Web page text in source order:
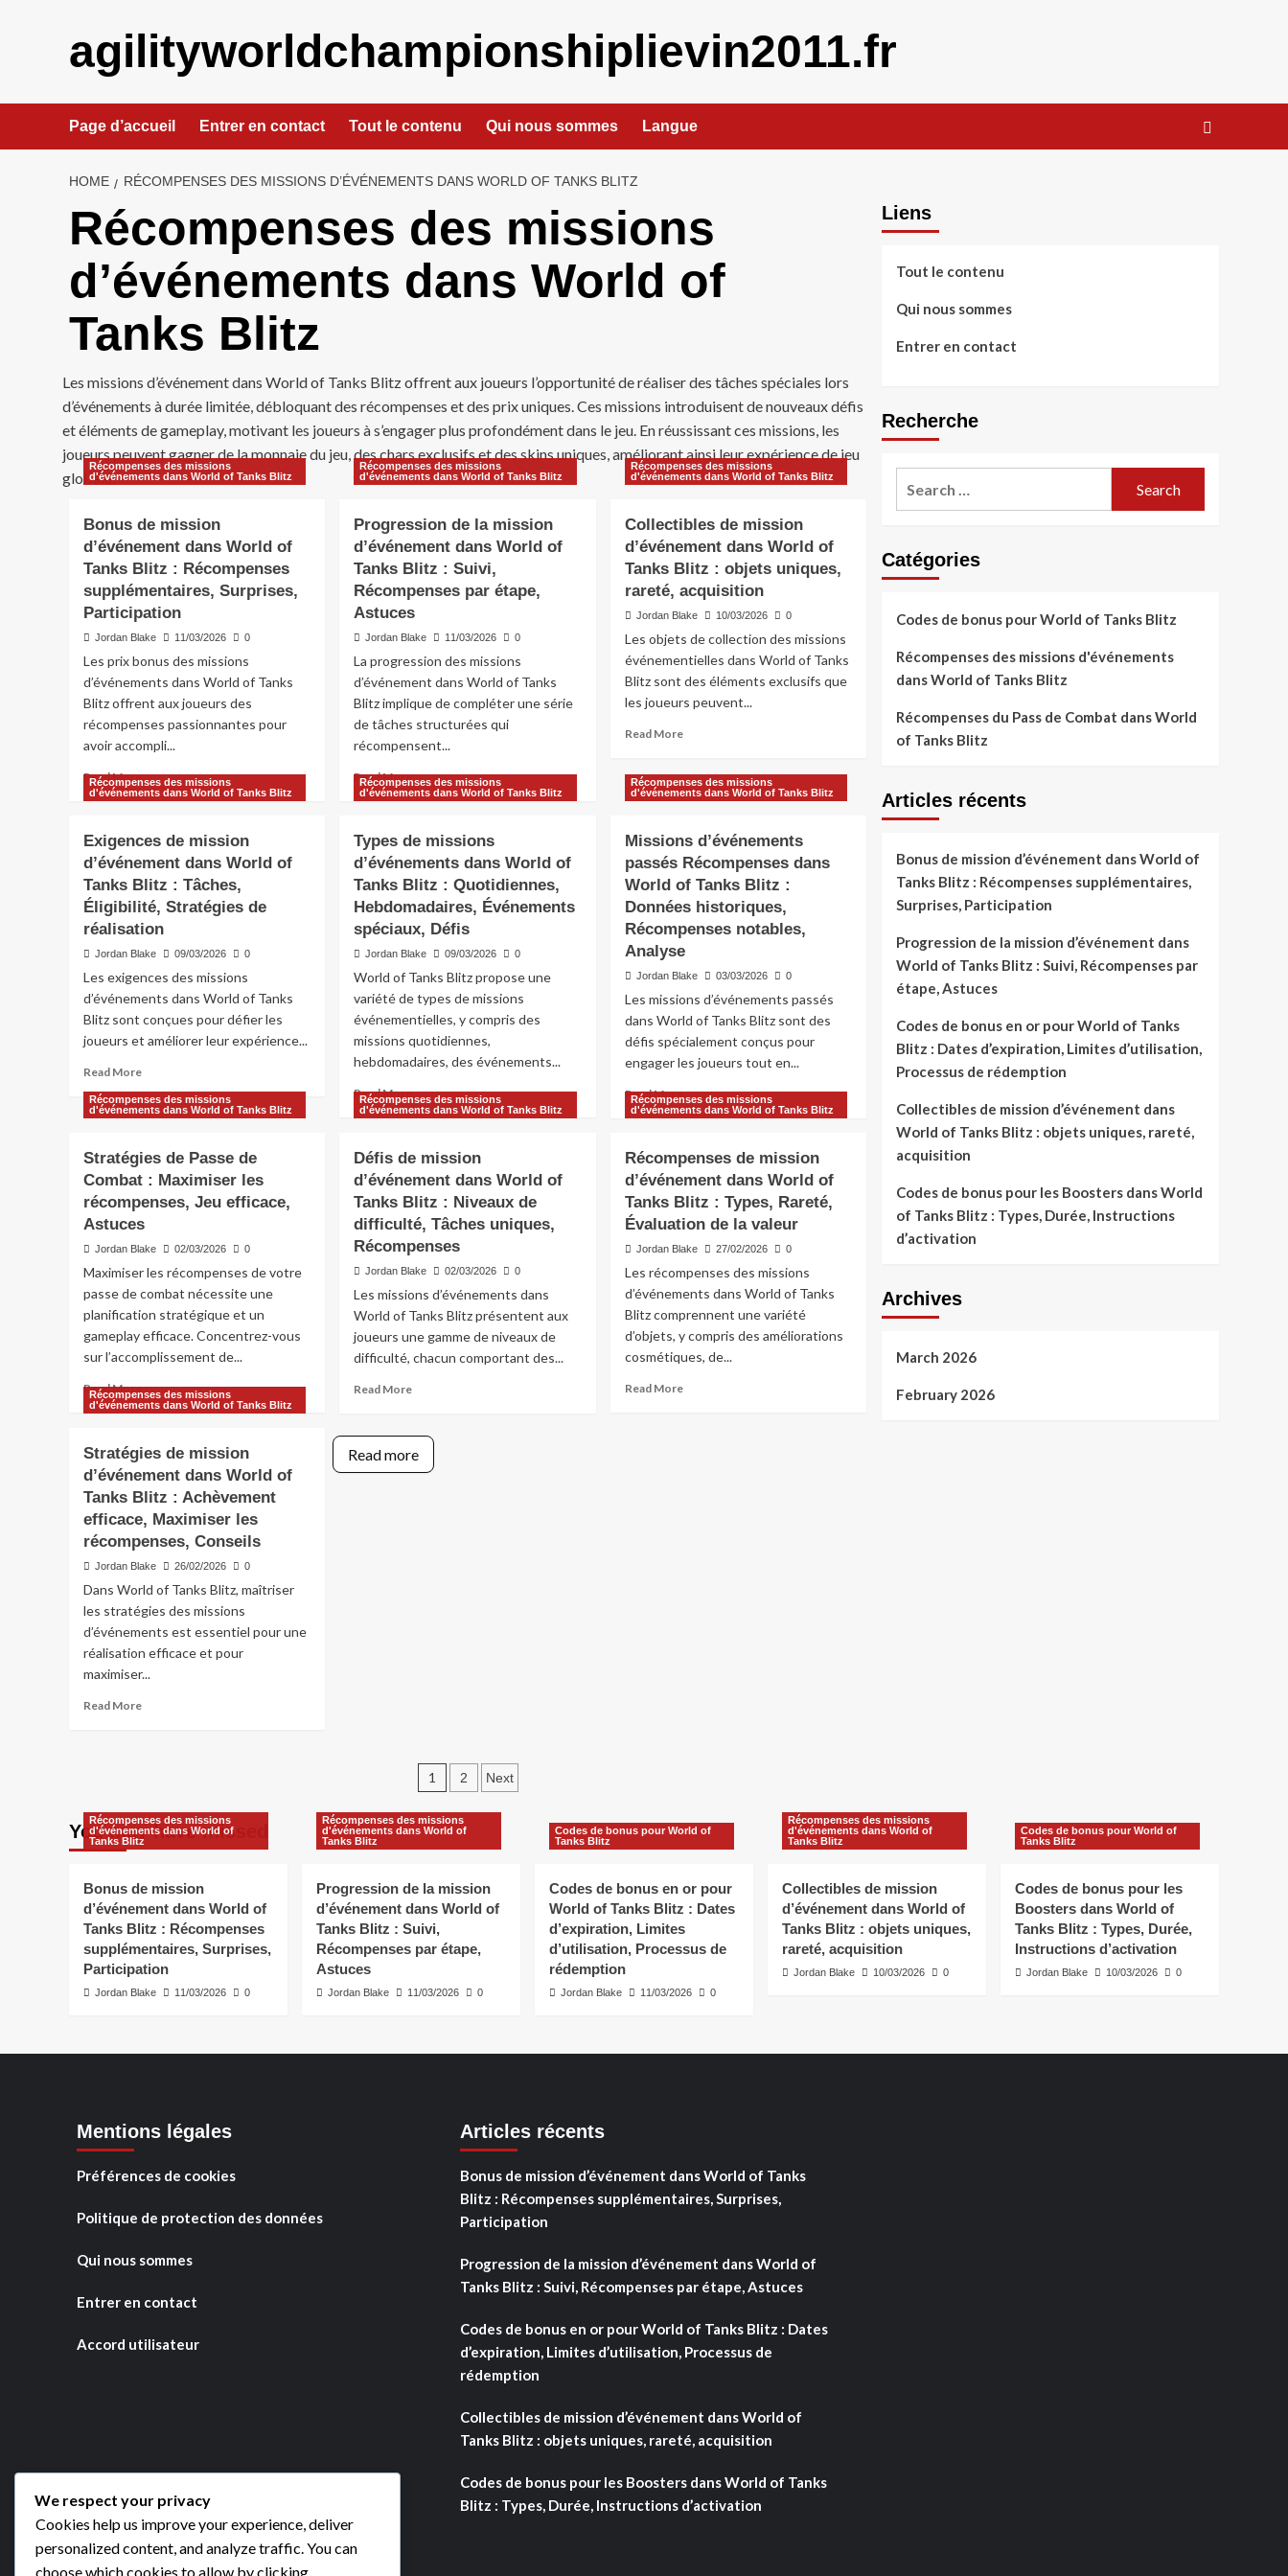
agilityworldchampionshiplievin2011.fr
Page d’accueil Entrer en contact Tout le contenu Qui nous sommes Langue
HOME RÉCOMPENSES DES MISSIONS D’ÉVÉNEMENTS DANS WORLD OF TANKS BLITZ
Récompenses des missions
d’événements dans World of
Tanks Blitz
Les missions d’événement dans World of Tanks Blitz offrent aux joueurs l’opportunité de réaliser des tâches spéciales lors
d’événements à durée limitée, débloquant des récompenses et des prix uniques. Ces missions introduisent de nouveaux défis
et éléments de gameplay, motivant les joueurs à s’engager plus profondément dans le jeu. En réussissant ces missions, les
joueurs peuvent gagner de la monnaie du jeu, des chars exclusifs et des skins uniques, améliorant ainsi leur expérience de jeu
globale.
Récompenses des missions
d'événements dans World of Tanks Blitz
Bonus de mission
d’événement dans World of
Tanks Blitz : Récompenses
supplémentaires, Surprises,
Participation
Jordan Blake 11/03/2026 0
Les prix bonus des missions
d’événements dans World of Tanks
Blitz offrent aux joueurs des
récompenses passionnantes pour
avoir accompli...
Read MoreRead
more
de
mission
d’événement
dans
World
of
Tanks
Blitz
supplémentaires,
Surprises,
Récompenses des missions
d'événements dans World of Tanks Blitz
Progression de la mission
d’événement dans World of
Tanks Blitz : Suivi,
Récompenses par étape,
Astuces
Jordan Blake 11/03/2026 0
La progression des missions
d’événement dans World of Tanks
Blitz implique de compléter une série
de tâches structurées qui
récompensent...
Read MoreRead
more
de
la
mission
d’événement
dans
World
of
Tanks
Blitz
Suivi,
Récompenses
par
Astuces
Récompenses des missions
d'événements dans World of Tanks Blitz
Collectibles de mission
d’événement dans World of
Tanks Blitz : objets uniques,
rareté, acquisition
Jordan Blake 10/03/2026 0
Les objets de collection des missions
événementielles dans World of Tanks
Blitz sont des éléments exclusifs que
les joueurs peuvent...
Read MoreRead
Collectibles
de
d’événement
dans
World
of
Tanks
Blitz
:
rareté,
acquisition
Récompenses des missions
d'événements dans World of Tanks Blitz
Exigences de mission
d’événement dans World of
Tanks Blitz : Tâches,
Éligibilité, Stratégies de
réalisation
Jordan Blake 09/03/2026 0
Les exigences des missions
d’événements dans World of Tanks
Blitz sont conçues pour défier les
joueurs et améliorer leur expérience...
Read MoreRead
about
mission
d’événement
dans
of
Tanks
Blitz
Éligibilité,
Stratégies
de
Récompenses des missions
d'événements dans World of Tanks Blitz
Types de missions
d’événements dans World of
Tanks Blitz : Quotidiennes,
Hebdomadaires, Événements
spéciaux, Défis
Jordan Blake 09/03/2026 0
World of Tanks Blitz propose une
variété de types de missions
événementielles, y compris des
missions quotidiennes,
hebdomadaires, des événements...
Read MoreRead
more
de
missions
d’événements
dans
World
of
Tanks
Blitz
:
Quotidiennes,
Hebdomadaires,
Événements
Récompenses des missions
d'événements dans World of Tanks Blitz
Missions d’événements
passés Récompenses dans
World of Tanks Blitz :
Données historiques,
Récompenses notables,
Analyse
Jordan Blake 03/03/2026 0
Les missions d’événements passés
dans World of Tanks Blitz sont des
défis spécialement conçus pour
engager les joueurs tout en...
Read MoreRead
more
d’événements
passés
Récompenses
dans
of
Tanks
Blitz
:
Données
historiques,
Récompenses
Récompenses des missions
d'événements dans World of Tanks Blitz
Stratégies de Passe de
Combat : Maximiser les
récompenses, Jeu efficace,
Astuces
Jordan Blake 02/03/2026 0
Maximiser les récompenses de votre
passe de combat nécessite une
planification stratégique et un
gameplay efficace. Concentrez-vous
sur l’accomplissement de...
Read MoreRead
more
de
Passe
de
Combat
Maximiser
les
récompenses,
Jeu
efficace,
Astuces
Récompenses des missions
d'événements dans World of Tanks Blitz
Défis de mission
d’événement dans World of
Tanks Blitz : Niveaux de
difficulté, Tâches uniques,
Récompenses
Jordan Blake 02/03/2026 0
Les missions d’événements dans
World of Tanks Blitz présentent aux
joueurs une gamme de niveaux de
difficulté, chacun comportant des...
Read MoreRead
Défis
de
mission
Récompenses des missions
d'événements dans World of Tanks Blitz
Récompenses de mission
d’événement dans World of
Tanks Blitz : Types, Rareté,
Évaluation de la valeur
Jordan Blake 27/02/2026 0
Les récompenses des missions
d’événements dans World of Tanks
Blitz comprennent une variété
d’objets, y compris des améliorations
cosmétiques, de...
Read MoreRead
Récompenses des missions
d'événements dans World of Tanks Blitz
Stratégies de mission
d’événement dans World of
Tanks Blitz : Achèvement
efficace, Maximiser les
récompenses, Conseils
Jordan Blake 26/02/2026 0
Dans World of Tanks Blitz, maîtriser
les stratégies des missions
d’événements est essentiel pour une
réalisation efficace et pour
maximiser...
Read MoreRead
d’événement
dans
World
Tanks
Blitz
:
efficace,
Maximiser
les
Read more
Posts
pagination
1 2 Next
Liens
Tout le contenu
Qui nous sommes
Entrer en contact
Recherche
Catégories
Codes de bonus pour World of Tanks Blitz
Récompenses des missions d'événements
dans World of Tanks Blitz
Récompenses du Pass de Combat dans World
of Tanks Blitz
Articles récents
Bonus de mission d’événement dans World of
Tanks Blitz : Récompenses supplémentaires,
Surprises, Participation
Progression de la mission d’événement dans
World of Tanks Blitz : Suivi, Récompenses par
étape, Astuces
Codes de bonus en or pour World of Tanks
Blitz : Dates d’expiration, Limites d’utilisation,
Processus de rédemption
Collectibles de mission d’événement dans
World of Tanks Blitz : objets uniques, rareté,
acquisition
Codes de bonus pour les Boosters dans World
of Tanks Blitz : Types, Durée, Instructions
d’activation
Archives
March 2026
February 2026
You may have missed
Récompenses des missions
d'événements dans World of
Tanks Blitz
Bonus de mission
d’événement dans World of
Tanks Blitz : Récompenses
supplémentaires, Surprises,
Participation
Jordan Blake 11/03/2026 0
Récompenses des missions
d'événements dans World of
Tanks Blitz
Progression de la mission
d’événement dans World of
Tanks Blitz : Suivi,
Récompenses par étape,
Astuces
Jordan Blake 11/03/2026 0
Codes de bonus pour World of
Tanks Blitz
Codes de bonus en or pour
World of Tanks Blitz : Dates
d’expiration, Limites
d’utilisation, Processus de
rédemption
Jordan Blake 11/03/2026 0
Récompenses des missions
d'événements dans World of
Tanks Blitz
Collectibles de mission
d’événement dans World of
Tanks Blitz : objets uniques,
rareté, acquisition
Jordan Blake 10/03/2026 0
Codes de bonus pour World of
Tanks Blitz
Codes de bonus pour les
Boosters dans World of
Tanks Blitz : Types, Durée,
Instructions d’activation
Jordan Blake 10/03/2026 0
Mentions légales
Préférences de cookies
Politique de protection des données
Qui nous sommes
Entrer en contact
Accord utilisateur
Articles récents
Bonus de mission d’événement dans World of Tanks
Blitz : Récompenses supplémentaires, Surprises,
Participation
Progression de la mission d’événement dans World of
Tanks Blitz : Suivi, Récompenses par étape, Astuces
Codes de bonus en or pour World of Tanks Blitz : Dates
d’expiration, Limites d’utilisation, Processus de
rédemption
Collectibles de mission d’événement dans World of
Tanks Blitz : objets uniques, rareté, acquisition
Codes de bonus pour les Boosters dans World of Tanks
Blitz : Types, Durée, Instructions d’activation
We respect your privacy
Cookies help us improve your experience, deliver
personalized content, and analyze traffic. You can
choose which cookies to allow by clicking